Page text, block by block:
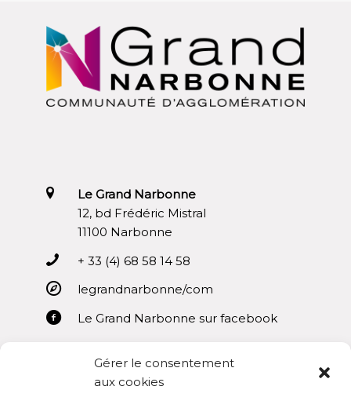
Le Grand Narbonne
12, bd Frédéric Mistral
11100 Narbonne
+ 33 (4) 68 58 14 58
legrandnarbonne/com
Le Grand Narbonne sur facebook
Gérer le consentement
aux cookies